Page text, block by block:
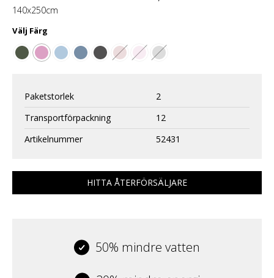
140x250cm
Välj Färg
Paketstorlek
2
Transportförpackning
12
Artikelnummer
52431
HITTA ÅTERFÖRSÄLJARE
50% mindre vatten